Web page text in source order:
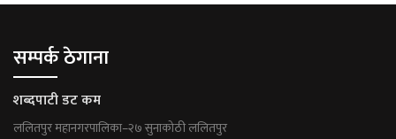
सम्पर्क ठेगाना
शब्दपाटी डट कम
ललितपुर महानगरपालिका–२७ सुनाकोठी ललितपुर